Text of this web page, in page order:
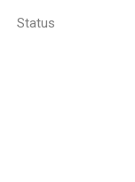
Status